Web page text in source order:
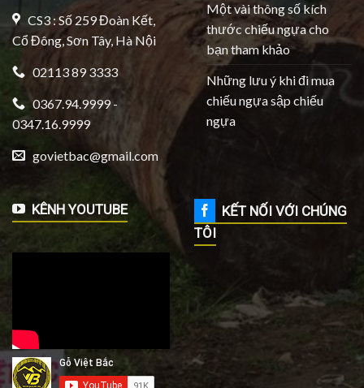
CS3 : Số 259 Đoàn Kết,
Cổ Đông, Sơn Tây, Hà Nội
02113 89 3333
0367.94.9999 -
0347.16.9999
govietbac@gmail.com
Một vài thông số kích
thước chiếu ngựa cho
bạn tham khảo
Những lưu ý khi đi mua
chiếu ngựa sập chiếu
ngựa
KÊNH YOUTUBE
KẾT NỐI VỚI CHÚNG
TÔI